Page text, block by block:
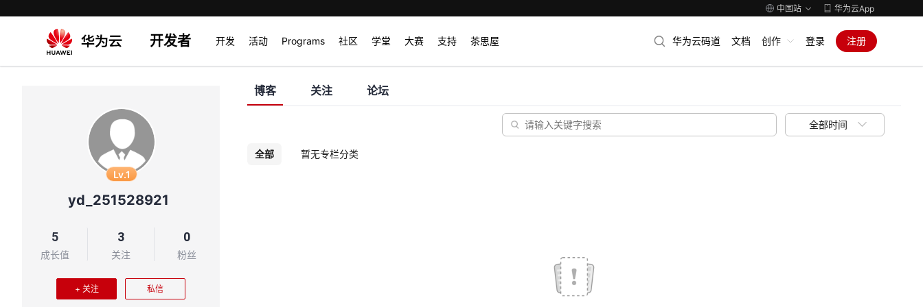
中国站 华为云App
开发者 开发 活动 Programs 社区 学堂 大赛 支持 茶思屋 华为云码道 文档 创作 登录 注册
Lv.1
yd_251528921
5
成长值
3
关注
0
粉丝
+ 关注 私信
博客 关注 论坛
全部时间
全部 暂无专栏分类